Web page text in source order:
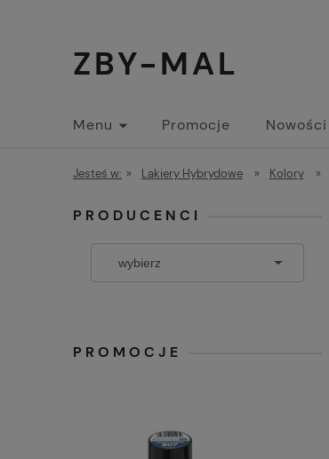
ZBY-MAL
Menu Promocje Nowości
Jesteś w: » Lakiery Hybrydowe » Kolory »
PRODUCENCI
PROMOCJE